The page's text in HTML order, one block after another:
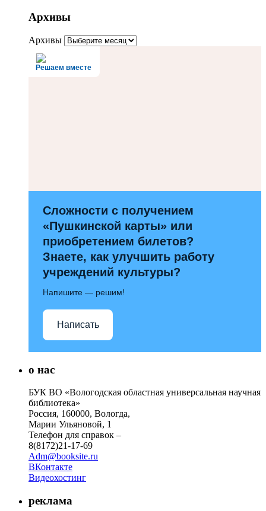
Архивы
Архивы
Решаем вместе
Сложности с получением
«Пушкинской карты» или
приобретением билетов?
Знаете, как улучшить работу
учреждений культуры?
Напишите — решим!
Написать
о нас
БУК ВО «Вологодская областная универсальная научная
библиотека»
Россия, 160000, Вологда,
Марии Ульяновой, 1
Телефон для справок –
8(8172)21-17-69
Adm@booksite.ru
ВКонтакте
Видеохостинг
реклама